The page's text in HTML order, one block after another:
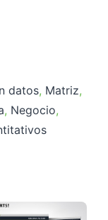
datos, Matriz,
, Negocio,